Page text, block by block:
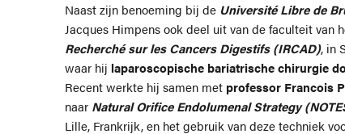
Naast zijn benoeming bij de Université Libre de
Jacques Himpens ook deel uit van de faculteit van
Recherché sur les Cancers Digestifs (IRCAD), in
waar hij laparoscopische bariatrische chirurgie
Recent werkte hij samen met professor Francois
naar Natural Orifice Endolumenal Strategy
Lille, Frankrijk, en het gebruik van deze techniek